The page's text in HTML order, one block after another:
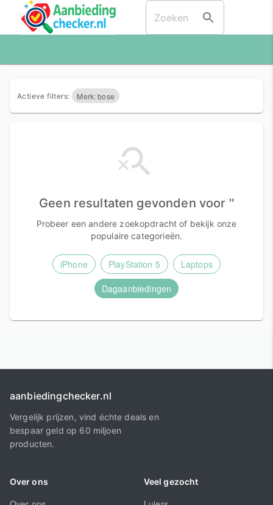
Actieve filters: Merk: bose
Geen resultaten gevonden voor ''
Probeer een andere zoekopdracht of bekijk onze
populaire categorieën.
iPhone PlayStation 5
Laptops
Dagaanbiedingen
aanbiedingchecker.nl
Vergelijk prijzen, vind échte deals en
bespaar geld op 60 miljoen
producten.
Over ons Veel gezocht